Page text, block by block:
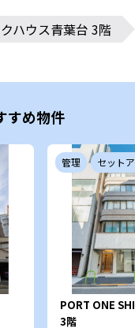
ハウス青葉台 3階
すめ物件
管理 セット
PORT ONE
3階